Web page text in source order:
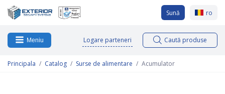
Sună ro
Meniu Logare parteneri Caută produse
Principala Catalog Surse de alimentare Acumulator